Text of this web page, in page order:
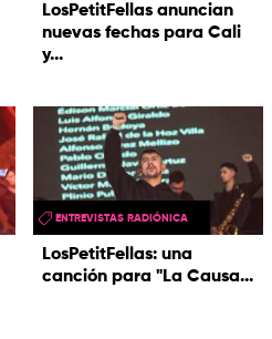
LosPetitFellas anuncian
nuevas fechas para Cali
y...
LosPetitFellas: una
canción para "La Causa...
ENTREVISTAS RADIÓNICA